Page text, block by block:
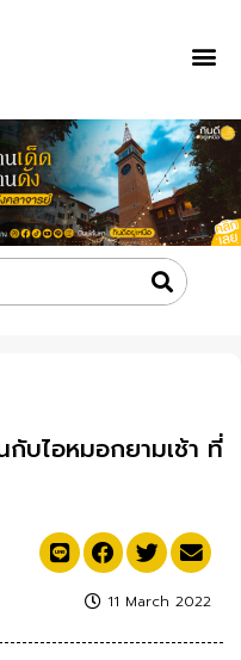
บไอหมอกยามเช้า ที่
11 March 2022